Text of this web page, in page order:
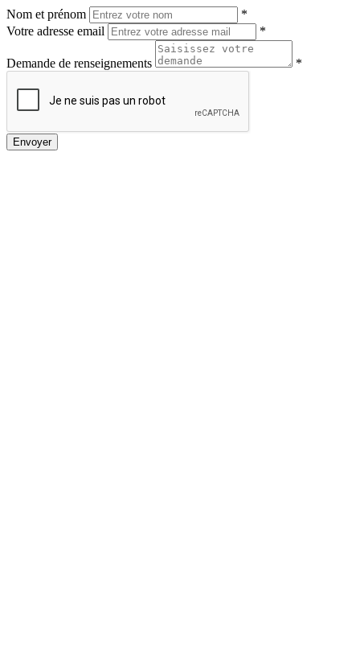
Nom et prénom
*
Votre adresse email
*
Demande de renseignements *
Envoyer